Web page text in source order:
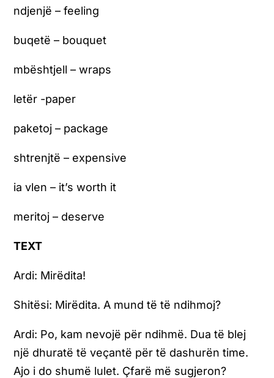
ndjenjë – feeling
buqetë – bouquet
mbështjell – wraps
letër -paper
paketoj – package
shtrenjtë – expensive
ia vlen – it’s worth it
meritoj – deserve
TEXT
Ardi: Mirëdita!
Shitësi: Mirëdita. A mund të të ndihmoj?
Ardi: Po, kam nevojë për ndihmë. Dua të blej
një dhuratë të veçantë për të dashurën time.
Ajo i do shumë lulet. Çfarë më sugjeron?